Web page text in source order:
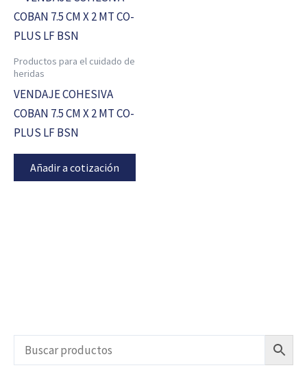
Productos para el cuidado de
heridas
VENDAJE COHESIVA
COBAN 7.5 CM X 2 MT CO-
PLUS LF BSN
Añadir a cotización